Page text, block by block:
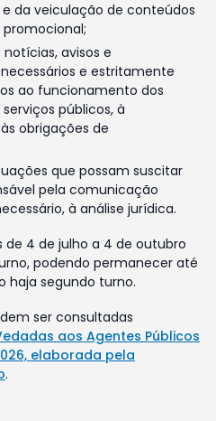
da veiculação de conteúdos
avisos e
e estritamente
ao funcionamento dos
públicos, à
obrigações de
que possam suscitar
pela comunicação
à análise jurídica.
de 4 de julho a 4 de outubro
podendo permanecer até
haja segundo turno.
ser consultadas
aos Agentes Públicos
elaborada pela
.